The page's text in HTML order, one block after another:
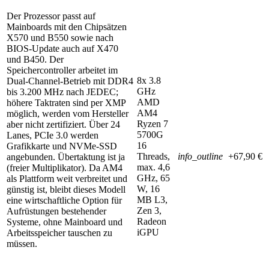
Der Prozessor passt auf
Mainboards mit den Chipsätzen
X570 und B550 sowie nach
BIOS-Update auch auf X470
und B450. Der
Speichercontroller arbeitet im
Dual-Channel-Betrieb mit DDR4
bis 3.200 MHz nach JEDEC;
höhere Taktraten sind per XMP
möglich, werden vom Hersteller
aber nicht zertifiziert. Über 24
Lanes, PCIe 3.0 werden
Grafikkarte und NVMe-SSD
angebunden. Übertaktung ist ja
(freier Multiplikator). Da AM4
als Plattform weit verbreitet und
günstig ist, bleibt dieses Modell
eine wirtschaftliche Option für
Aufrüstungen bestehender
Systeme, ohne Mainboard und
Arbeitsspeicher tauschen zu
müssen.
8x 3.8
GHz
AMD
AM4
Ryzen 7
5700G
16
Threads,
max. 4,6
GHz, 65
W, 16
MB L3,
Zen 3,
Radeon
iGPU
info_outline +67,90 €